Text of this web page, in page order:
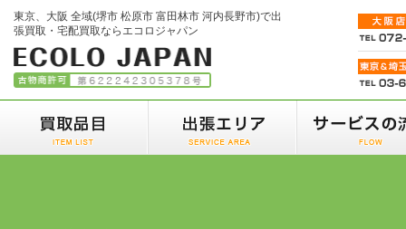
東京、大阪 全域(堺市 松原市 富田林市 河内長野市)で出
張買取・宅配買取ならエコロジャパン